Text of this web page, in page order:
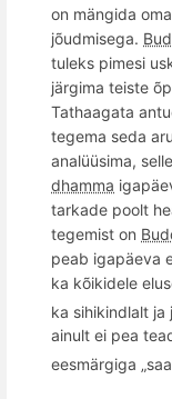
on mängida
jõudmisega.
tuleks pimesi
järgima teiste
Tathaagata
tegema seda
analüüsima,
dhamma
tarkade poolt
tegemist on
peab igapäeva
ka kõikidele
ka sihikindlalt ja
ainult ei pea
eesmärgiga